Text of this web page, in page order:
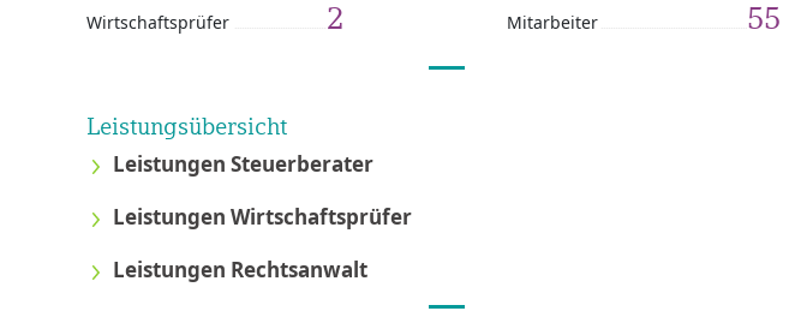
Wirtschaftsprüfer 2 Mitarbeiter 55
Leistungsübersicht
Leistungen Steuerberater
Leistungen Wirtschaftsprüfer
Leistungen Rechtsanwalt